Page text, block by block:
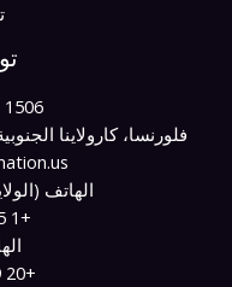
1506 شارع ماديسون.
فلورنسا، كارولاينا الجنوبية 29501، الولايات المتحدة
الهاتف
+1 689-333-8195
+20 10-6897-6239